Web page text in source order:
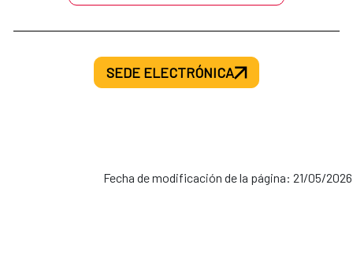
SEDE ELECTRÓNICA
Fecha de modificación de la página: 21/05/2026